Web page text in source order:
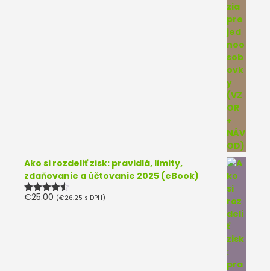
Ako si rozdeliť zisk: pravidlá, limity,
zdaňovanie a účtovanie 2025 (eBook)
Hodnotenie
€25.00 (€26.25 s DPH)